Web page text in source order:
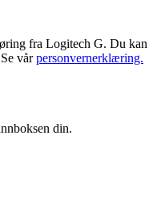
fra Logitech G. Du kan
vårpersonvernerklæring.
din.